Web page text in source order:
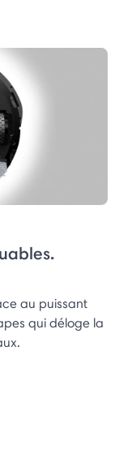
au puissant
qui déloge la